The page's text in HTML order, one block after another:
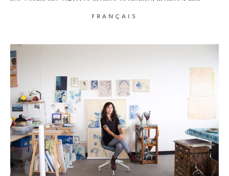
transformation, creating a visual language that is both
tradition and modernity converge.
Kaori Izumiya est une artiste originaire du Japon, établie à
Montréal, Canada. Diplômée de l’Université des Arts de
Tokyo, elle développe une pratique picturale en peinture à
l’huile tout en menant une carrière en animation et
illustration. Son travail a été présenté dans plusieurs
expositions au Japon, en Nouvelle-Zélande, au Canada et au
FRANÇAIS